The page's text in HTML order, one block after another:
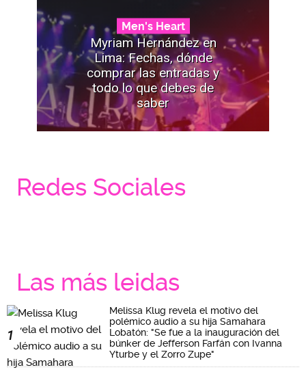
Men's Heart
Myriam Hernández en
Lima: Fechas, dónde
comprar las entradas y
todo lo que debes de
saber
Redes Sociales
Las más leidas
1
Melissa Klug revela el motivo del
polémico audio a su hija Samahara
Lobatón: "Se fue a la inauguración del
búnker de Jefferson Farfán con Ivanna
Yturbe y el Zorro Zupe"